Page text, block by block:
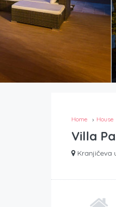
Home House
Villa
Kranjičeva